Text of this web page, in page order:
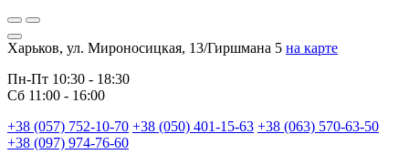
Харьков, ул. Мироносицкая, 13/Гиршмана 5 на карте
Пн-Пт 10:30 - 18:30
Сб 11:00 - 16:00
+38 (057) 752-10-70 +38 (050) 401-15-63 +38 (063) 570-63-50
+38 (097) 974-76-60